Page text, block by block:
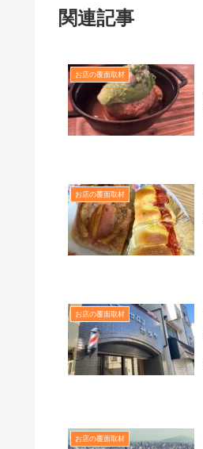
関連記事
お店の覆面取材
お店の覆面取材
お店の覆面取材
お店の覆面取材